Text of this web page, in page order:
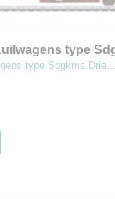
type
type Sdgkms Drie…